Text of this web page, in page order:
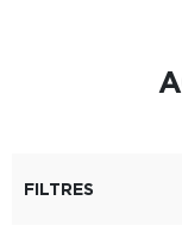
FILTRES